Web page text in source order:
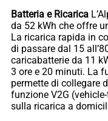
Batteria e Ricarica
da 52 kWh che offre
La ricarica rapida in
di passare dal 15
caricabatterie da 11
3 ore e 20 minuti. La
permette di collegare
funzione V2G
sulla ricarica a